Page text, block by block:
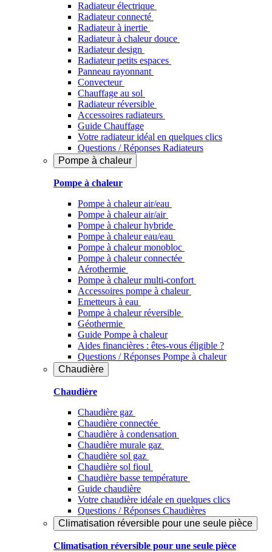
Radiateur électrique
Radiateur connecté
Radiateur à inertie
Radiateur à chaleur douce
Radiateur design
Radiateur petits espaces
Panneau rayonnant
Convecteur
Chauffage au sol
Radiateur réversible
Accessoires radiateurs
Guide Chauffage
Votre radiateur idéal en quelques clics
Questions / Réponses Radiateurs
Pompe à chaleur
Pompe à chaleur
Pompe à chaleur air/eau
Pompe à chaleur air/air
Pompe à chaleur hybride
Pompe à chaleur​ eau/eau
Pompe à chaleur monobloc
Pompe à chaleur connectée
Aérothermie
Pompe à chaleur multi-confort
Accessoires pompe à chaleur
Emetteurs à eau
Pompe à chaleur réversible
Géothermie
Guide Pompe à chaleur
Aides financières : êtes-vous éligible ?
Questions / Réponses Pompe à chaleur
Chaudière
Chaudière
Chaudière gaz
Chaudière connectée
Chaudière à condensation
Chaudière murale gaz
Chaudière sol gaz
Chaudière sol fioul
Chaudière basse température
Guide chaudière
Votre chaudière idéale en quelques clics
Questions / Réponses Chaudières
Climatisation réversible pour une seule pièce
Climatisation réversible pour une seule pièce